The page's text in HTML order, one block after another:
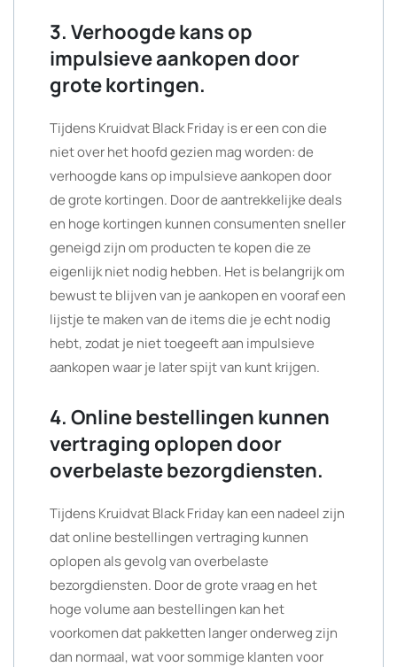
3. Verhoogde kans op
impulsieve aankopen door
grote kortingen.
Tijdens Kruidvat Black Friday is er een con die
niet over het hoofd gezien mag worden: de
verhoogde kans op impulsieve aankopen door
de grote kortingen. Door de aantrekkelijke deals
en hoge kortingen kunnen consumenten sneller
geneigd zijn om producten te kopen die ze
eigenlijk niet nodig hebben. Het is belangrijk om
bewust te blijven van je aankopen en vooraf een
lijstje te maken van de items die je echt nodig
hebt, zodat je niet toegeeft aan impulsieve
aankopen waar je later spijt van kunt krijgen.
4. Online bestellingen kunnen
vertraging oplopen door
overbelaste bezorgdiensten.
Tijdens Kruidvat Black Friday kan een nadeel zijn
dat online bestellingen vertraging kunnen
oplopen als gevolg van overbelaste
bezorgdiensten. Door de grote vraag en het
hoge volume aan bestellingen kan het
voorkomen dat pakketten langer onderweg zijn
dan normaal, wat voor sommige klanten voor